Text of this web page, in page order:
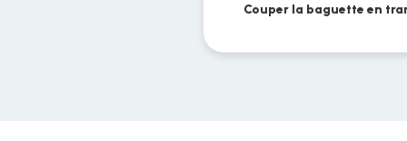
Couper la baguette en